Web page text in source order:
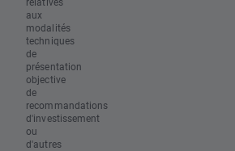
aux
modalités
techniques
de
présentation
objective
de
recommandations
d'investissement
ou
d'autres